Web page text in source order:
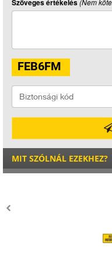
Szöveges értékelés(Nem
MIT SZÓLNÁL EZEKHEZ?